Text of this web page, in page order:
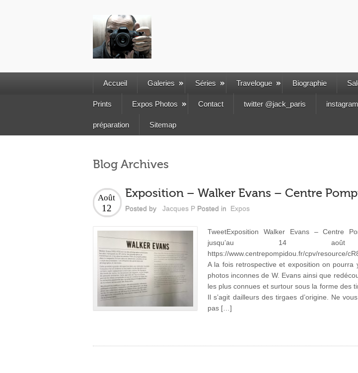
Accueil Galeries Séries Travelogue Biographie
Prints Expos Photos Contact twitter @jack_paris instagram
préparation Sitemap
Blog Archives
Exposition – Walker Evans – Centre
Août
12 Posted by Jacques P Posted in Expos
TweetExposition Walker Evans – Centre
jusqu’au 14
https://www.centrepompidou.fr/cpv/resource/
A la fois retrospective et exposition on pourra
photos inconnes de W. Evans ainsi que
les plus connues et surtour sous la forme des
Il s’agit dailleurs des tirgaes d’origine. Ne
pas […]